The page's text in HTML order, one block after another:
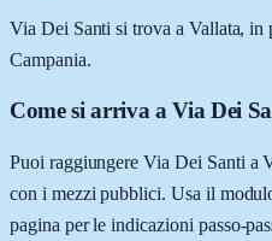
Via Dei Santi si trova a Vallata,
Campania.
Come si arriva a Via Dei
Puoi raggiungere Via Dei Santi a
con i mezzi pubblici. Usa il
pagina per le indicazioni passo-